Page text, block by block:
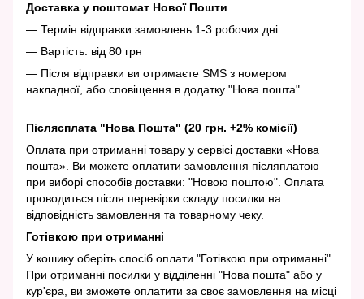
Доставка у поштомат Нової Пошти
— Термін відправки замовлень 1-3 робочих дні.
— Вартість: від 80 грн
— Після відправки ви отримаєте SMS з номером
накладної, або сповіщення в додатку "Нова пошта"
Післясплата "Нова Пошта" (20 грн. +2% комісії)
Оплата при отриманні товару у сервісі доставки «Нова
пошта». Ви можете оплатити замовлення післяплатою
при виборі способів доставки: "Новою поштою". Оплата
проводиться після перевірки складу посилки на
відповідність замовлення та товарному чеку.
Готівкою при отриманні
У кошику оберіть спосіб оплати "Готівкою при отриманні".
При отриманні посилки у відділенні "Нова пошта" або у
кур'єра, ви зможете оплатити за своє замовлення на місці